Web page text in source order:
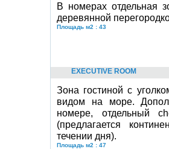
В номерах отдельная
деревянной
Площадь м2 : 43
EXECUTIVE ROOM
Зона гостиной с
видом на море.
номере, отдельный
(предлагается
течении дня).
Площадь м2 : 47